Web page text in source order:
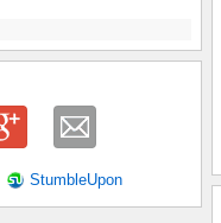
StumbleUpon